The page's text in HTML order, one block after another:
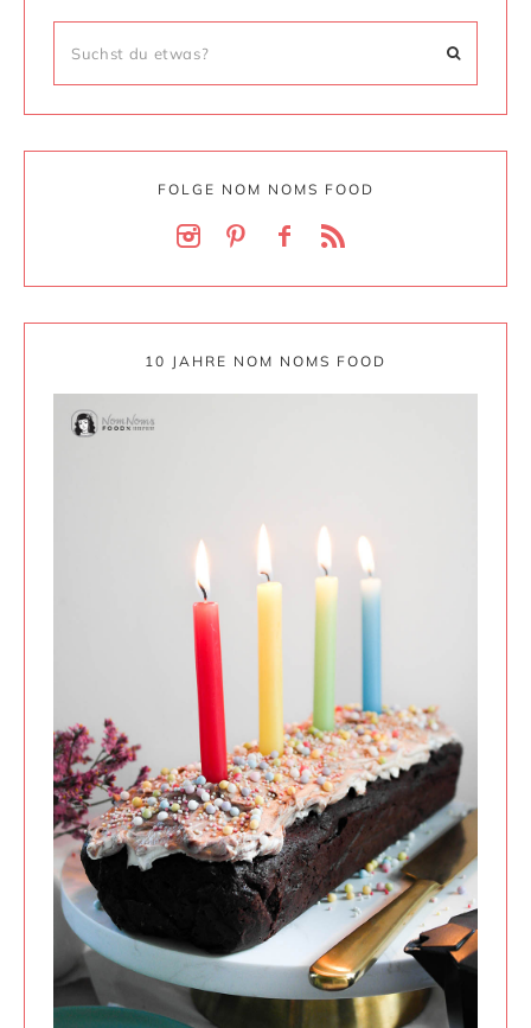
FOLGE NOM NOMS FOOD
10 JAHRE NOM NOMS FOOD